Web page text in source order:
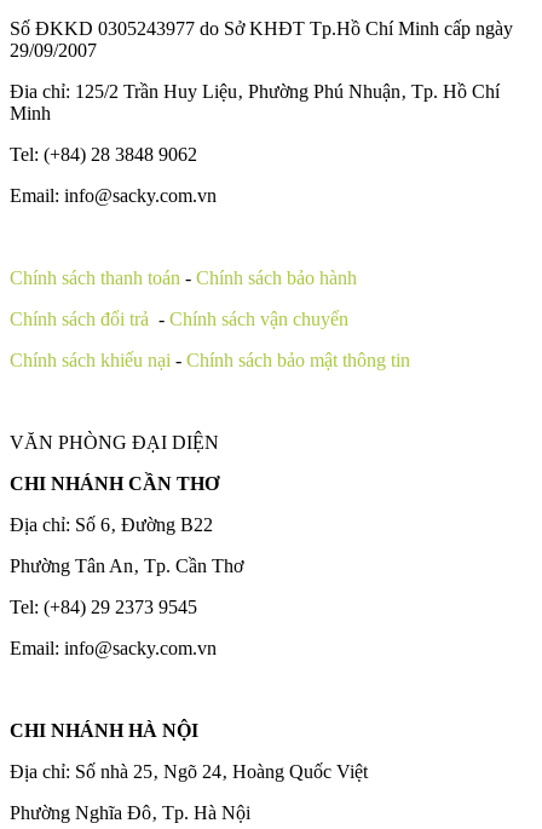
Số ĐKKD 0305243977 do Sở KHĐT Tp.Hồ Chí Minh cấp ngày
29/09/2007
Đia chỉ: 125/2 Trần Huy Liệu‚ Phường Phú Nhuận‚ Tp. Hồ Chí
Minh
Tel: (+84) 28 3848 9062
Email: info@sacky.com.vn
Chính sách thanh toán - Chính sách bảo hành
Chính sách đổi trả - Chính sách vận chuyển
Chính sách khiếu nại - Chính sách bảo mật thông tin
VĂN PHÒNG ĐẠI DIỆN
CHI NHÁNH CẦN THƠ
Địa chỉ: Số 6‚ Đường B22
Phường Tân An‚ Tp. Cần Thơ
Tel: (+84) 29 2373 9545
Email: info@sacky.com.vn
CHI NHÁNH HÀ NỘI
Địa chỉ: Số nhà 25‚ Ngõ 24‚ Hoàng Quốc Việt
Phường Nghĩa Đô‚ Tp. Hà Nội